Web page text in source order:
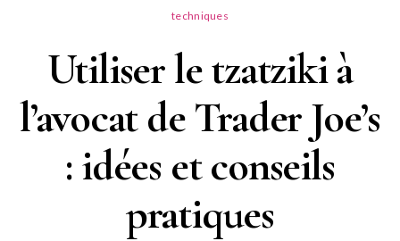
techniques
Utiliser le tzatziki à
l’avocat de Trader Joe’s
: idées et conseils
pratiques